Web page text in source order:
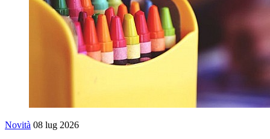
Novità 08 lug 2026